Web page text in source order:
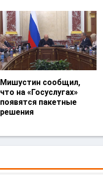
Мишустин сообщил,
что на «Госуслугах»
появятся пакетные
решения